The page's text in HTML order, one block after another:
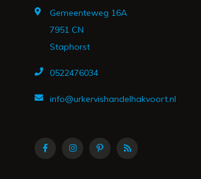
Gemeenteweg 16A
7951 CN
Staphorst
0522476034
info@urkervishandelhakvoort.nl